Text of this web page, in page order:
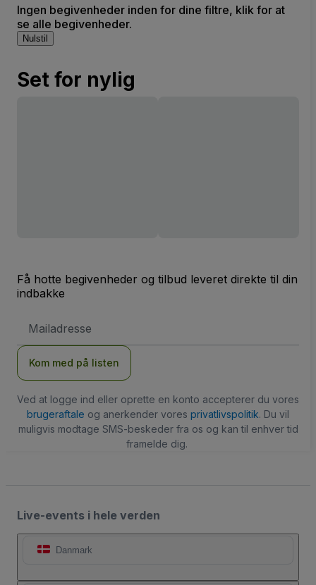
Ingen begivenheder inden for dine filtre, klik for at
se alle begivenheder.
Nulstil
Set for nylig
Få hotte begivenheder og tilbud leveret direkte til din
indbakke
adresse
Kom med på listen
Ved at logge ind eller oprette en konto accepterer du vores
brugeraftale og anerkender vores privatlivspolitik. Du vil
muligvis modtage SMS-beskeder fra os og kan til enhver tid
framelde dig.
Live-events i hele verden
Danmark